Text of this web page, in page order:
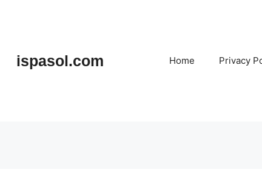
ispasol.com Home Privacy